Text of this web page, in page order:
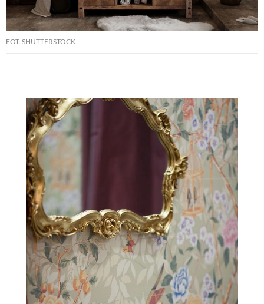
FOT. SHUTTERSTOCK